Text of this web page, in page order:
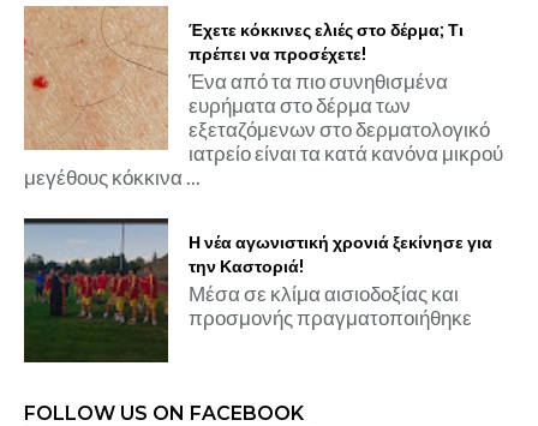
Έχετε κόκκινες ελιές στο δέρμα; Τι
πρέπει να προσέχετε!
Ένα από τα πιο συνηθισμένα
ευρήματα στο δέρμα των
εξεταζόμενων στο δερματολογικό
ιατρείο είναι τα κατά κανόνα μικρού
μεγέθους κόκκινα ...
Η νέα αγωνιστική χρονιά ξεκίνησε για
την Καστοριά!
Μέσα σε κλίμα αισιοδοξίας και
προσμονής πραγματοποιήθηκε
FOLLOW US ON FACEBOOK